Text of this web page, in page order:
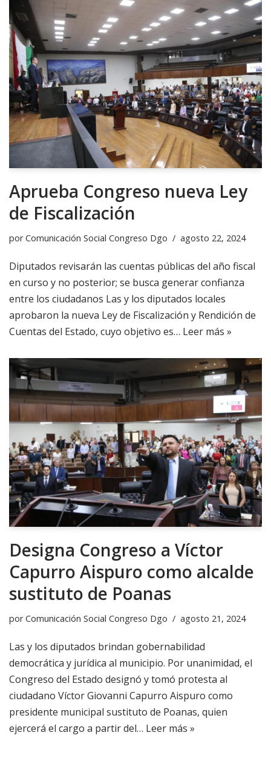
Aprueba Congreso nueva Ley
de Fiscalización
porComunicación Social Congreso Dgo agosto 22, 2024
Diputados revisarán las cuentas públicas del año fiscal
en curso y no posterior; se busca generar confianza
entre los ciudadanos Las y los diputados locales
aprobaron la nueva Ley de Fiscalización y Rendición de
Cuentas del Estado, cuyo objetivo es… Leer más »
Designa Congreso a Víctor
Capurro Aispuro como alcalde
sustituto de Poanas
porComunicación Social Congreso Dgo agosto 21, 2024
Las y los diputados brindan gobernabilidad
democrática y jurídica al municipio. Por unanimidad, el
Congreso del Estado designó y tomó protesta al
ciudadano Víctor Giovanni Capurro Aispuro como
presidente municipal sustituto de Poanas, quien
ejercerá el cargo a partir del… Leer más »